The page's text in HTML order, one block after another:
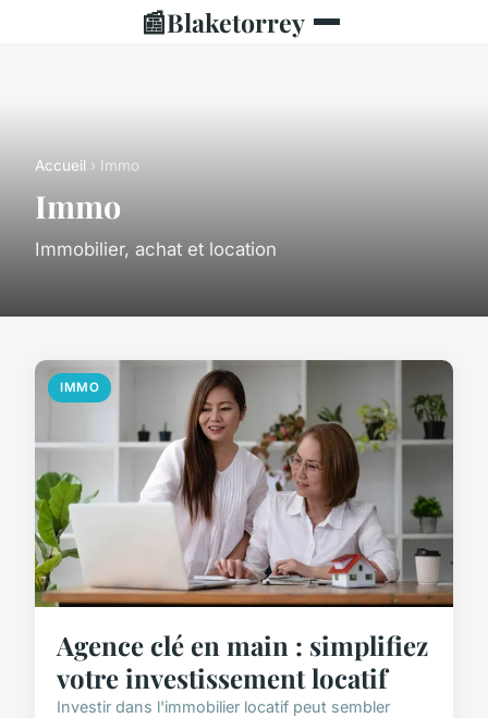
📰Blaketorrey
Accueil › Immo
Immo
Immobilier, achat et location
IMMO
Agence clé en main : simplifiez
votre investissement locatif
Investir dans l'immobilier locatif peut sembler